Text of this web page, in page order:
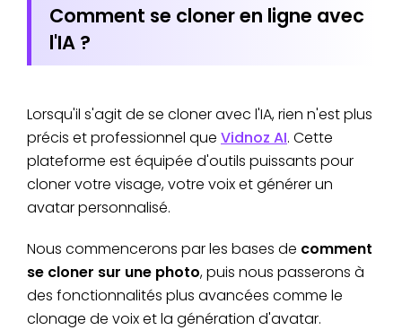
Comment se cloner en ligne avec
l'IA ?
Lorsqu'il s'agit de se cloner avec l'IA, rien n'est plus
précis et professionnel que Vidnoz AI. Cette
plateforme est équipée d'outils puissants pour
cloner votre visage, votre voix et générer un
avatar personnalisé.
Nous commencerons par les bases de comment
se cloner sur une photo, puis nous passerons à
des fonctionnalités plus avancées comme le
clonage de voix et la génération d'avatar.